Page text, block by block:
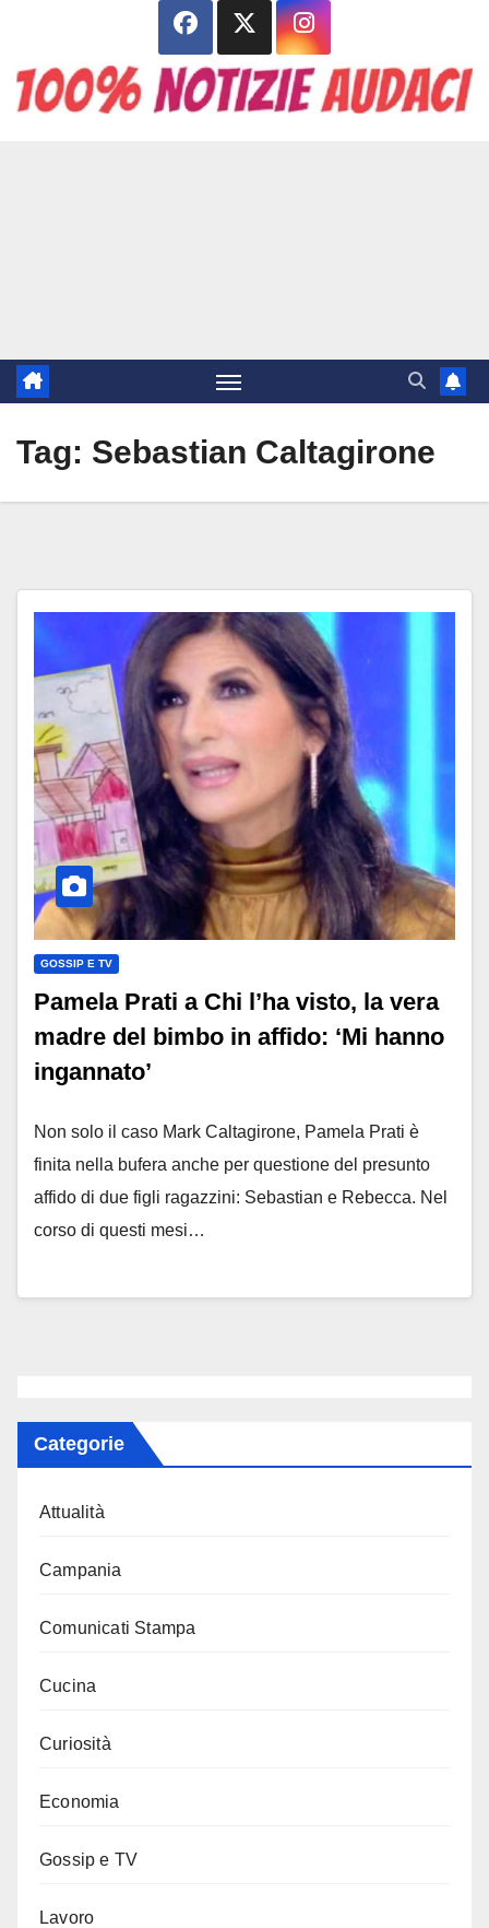
contenuto
Tag: Sebastian Caltagirone
GOSSIP E TV
Pamela Prati a Chi l’ha visto, la vera
madre del bimbo in affido: ‘Mi hanno
ingannato’
Non solo il caso Mark Caltagirone, Pamela Prati è
finita nella bufera anche per questione del presunto
affido di due figli ragazzini: Sebastian e Rebecca. Nel
corso di questi mesi…
Categorie
Attualità
Campania
Comunicati Stampa
Cucina
Curiosità
Economia
Gossip e TV
Lavoro